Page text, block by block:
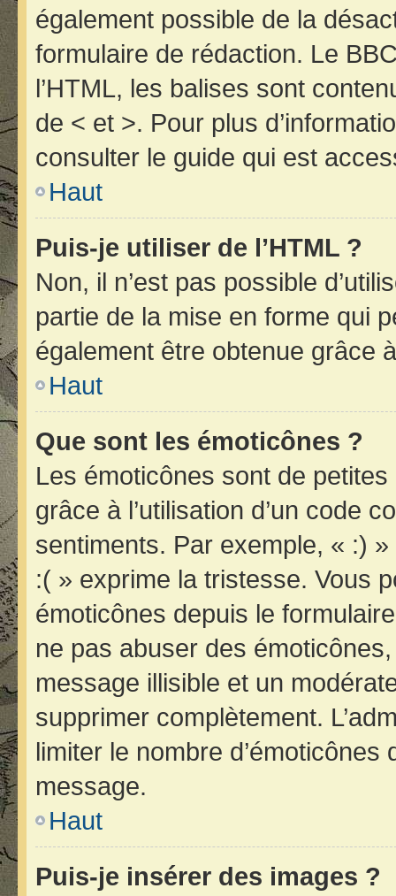
également possible de la
formulaire de rédaction. Le
l’HTML, les balises sont
de < et >. Pour plus
consulter le guide qui est
Haut
Puis-je utiliser de l’HTML ?
Non, il n’est pas possible
partie de la mise en forme qui
également être obtenue grâce
Haut
Que sont les émoticônes ?
Les émoticônes sont de
grâce à l’utilisation d’un code
sentiments. Par exemple, « :)
:( » exprime la tristesse. Vous
émoticônes depuis le
ne pas abuser des
message illisible et un
supprimer complètement.
limiter le nombre
message.
Haut
Puis-je insérer des images ?